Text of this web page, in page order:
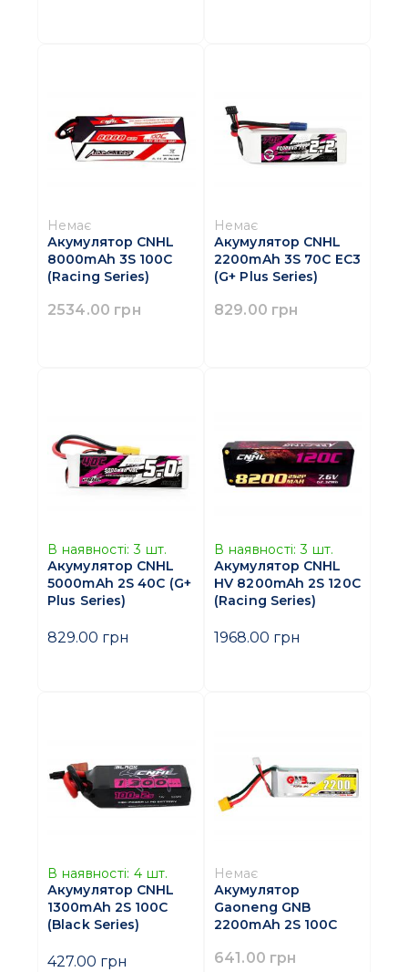
Немає
Акумулятор CNHL
8000mAh 3S 100C
(Racing Series)
2534.00 грн
Немає
Акумулятор CNHL
2200mAh 3S 70C EC3
(G+ Plus Series)
829.00 грн
В наявності: 3 шт.
Акумулятор CNHL
5000mAh 2S 40C (G+
Plus Series)
829.00 грн
В наявності: 3 шт.
Акумулятор CNHL
HV 8200mAh 2S 120C
(Racing Series)
1968.00 грн
В наявності: 4 шт.
Акумулятор CNHL
1300mAh 2S 100C
(Black Series)
427.00 грн
Немає
Акумулятор
Gaoneng GNB
2200mAh 2S 100C
641.00 грн